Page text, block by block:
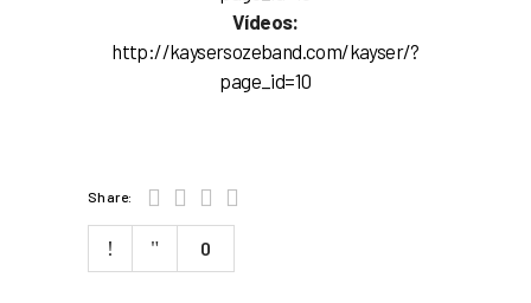
Vídeos:
http://kaysersozeband.com/kayser/?
page_id=10
Share:
0